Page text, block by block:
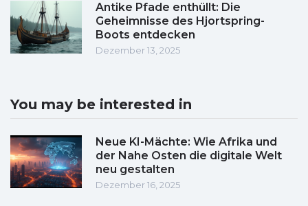
Antike Pfade enthüllt: Die
Geheimnisse des Hjortspring-
Boots entdecken
Dezember 13, 2025
You may be interested in
Neue KI-Mächte: Wie Afrika und
der Nahe Osten die digitale Welt
neu gestalten
Dezember 16, 2025